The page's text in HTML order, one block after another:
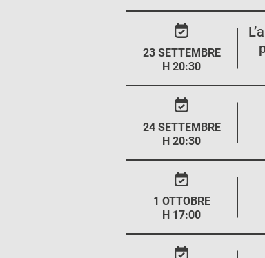
23 SETTEMBRE
H 20:30
24 SETTEMBRE
H 20:30
1 OTTOBRE
H 17:00